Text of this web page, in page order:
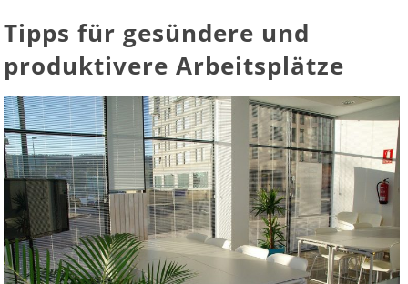
Tipps für gesündere und
produktivere Arbeitsplätze